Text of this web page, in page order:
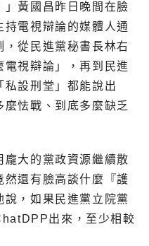
」黃國昌昨日晚間在臉
電視辯論的媒體人通
從民進黨秘書長林右
電視辯論」，再到民進
私設刑堂」都能說出
麼怯戰、到底多麼缺乏
龐大的黨政資源繼續散
然還有臉高談什麼『護
說，如果民進黨立院黨
出來，至少相較